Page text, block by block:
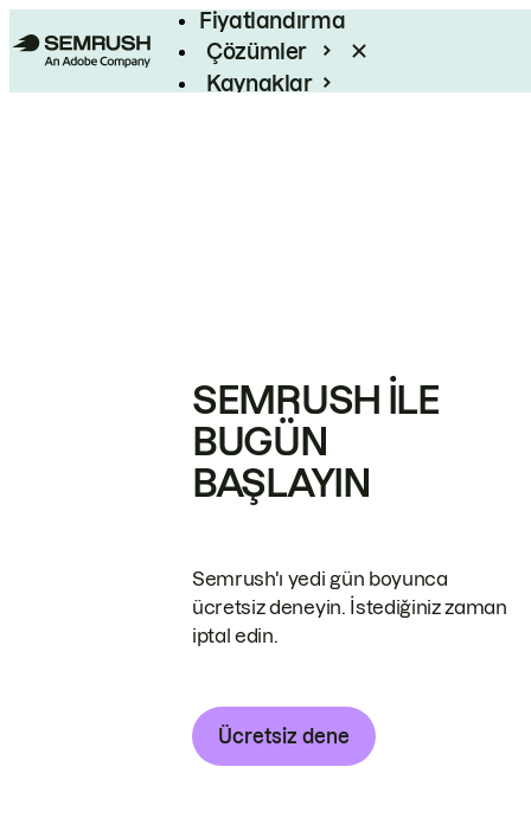
Fiyatlandırma
Çözümler
Kaynaklar
SEMRUSH ILE
BUGÜN
BAŞLAYIN
Semrush'ı yedi gün boyunca
ücretsiz deneyin. İstediğiniz zaman
iptal edin.
Ücretsiz dene